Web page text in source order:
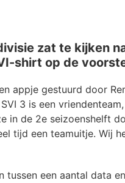
zat te kijken
shirt op de
appje gestuurd door
3 is een
in de 2e seizoenshelft
tijd een teamuitje. Wij
een aantal data